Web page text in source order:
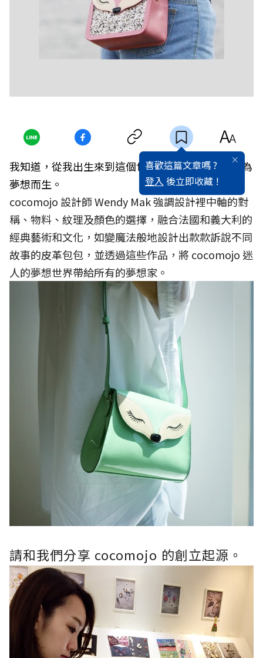
喜歡這篇文章嗎 ?
登入 後立即收藏 !
我知道，從我出生來到這個世界的那一刻，我就是為
夢想而生。
cocomojo 設計師 Wendy Mak 強調設計裡中軸的對
稱、物料、紋理及顏色的選擇，融合法國和義大利的
經典藝術和文化，如變魔法般地設計出款款訴說不同
故事的皮革包包，並透過這些作品，將 cocomojo 迷
人的夢想世界帶給所有的夢想家。
請和我們分享 cocomojo 的創立起源。